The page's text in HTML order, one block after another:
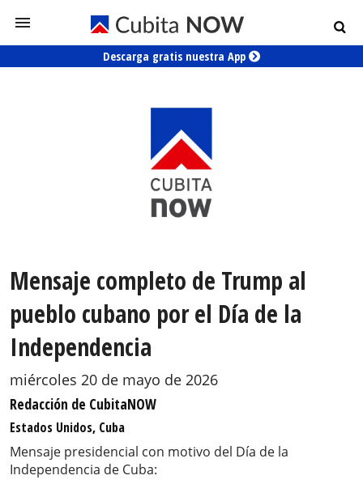
Descarga gratis nuestra App
Mensaje completo de Trump al
pueblo cubano por el Día de la
Independencia
miércoles 20 de mayo de 2026
Redacción de CubitaNOW
Estados Unidos, Cuba
Mensaje presidencial con motivo del Día de la
Independencia de Cuba: